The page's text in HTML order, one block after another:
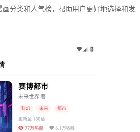
分类和人气榜，帮助用户更好地选择和发